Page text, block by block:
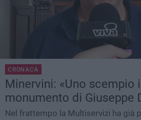
CRONACA
Minervini: «Uno scempio
monumento di Giuseppe
Nel frattempo la Multiservizi ha già